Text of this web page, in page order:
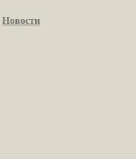
Новости